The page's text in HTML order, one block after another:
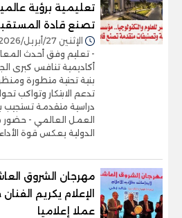
تعليمية برؤية
تصنع قادة
الإثنين 27/أبريل/2026 - 10:37 ص
- تعليم وفق أحدث
أكاديمية تنافس كبرى
بنية تحتية متطورة
تدعم الابتكار وتواكب
دراسية متقدمة تستجيب
العمل العالمي - حضور
الدولية يعكس قوة
مهرجان الشروق
عملا إعلاميا